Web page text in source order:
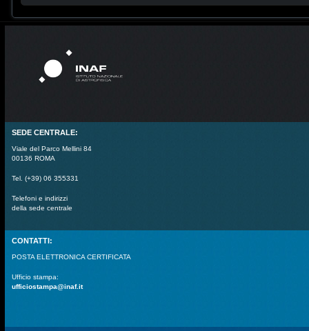
SEDE CENTRALE:
Viale del Parco Mellini 84
00136 ROMA
Tel. (+39) 06 355331
Telefoni e indirizzi
della sede centrale
CONTATTI:
POSTA ELETTRONICA CERTIFICATA
Ufficio stampa:
ufficiostampa@inaf.it